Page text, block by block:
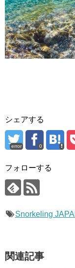
シェアする
error 0
フォローする
Snorkeling
関連記事